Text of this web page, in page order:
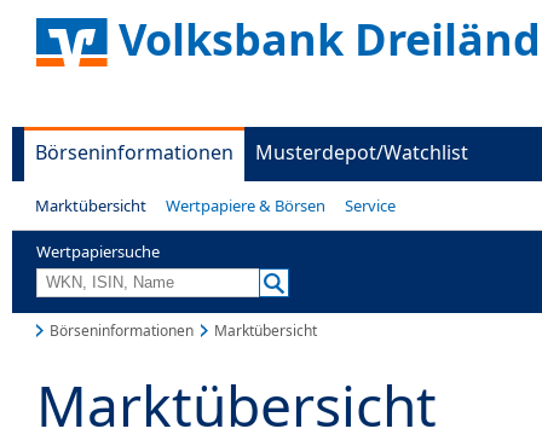
Volksbank
Börseninformationen Musterdepot/Watchlist
Marktübersicht Wertpapiere & Börsen Service
Wertpapiersuche
Börseninformationen Marktübersicht
Marktübersicht